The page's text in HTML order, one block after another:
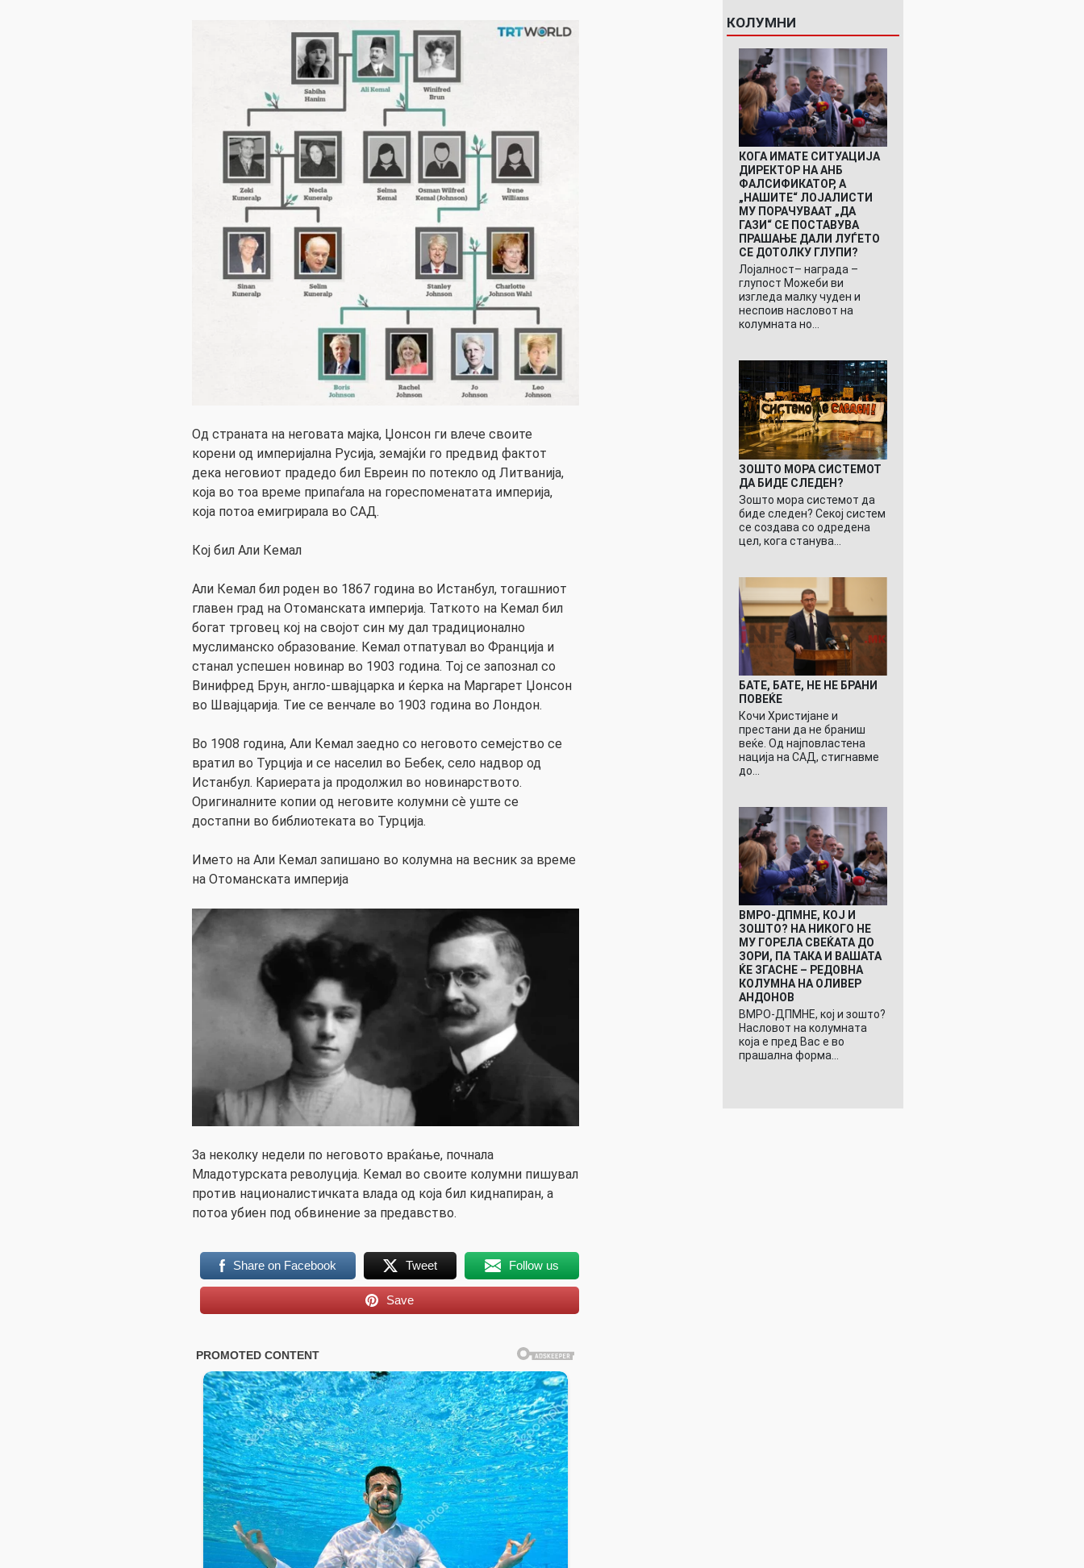
Од страната на неговата мајка, Џонсон ги влече своите
корени од империјална Русија, земајќи го предвид фактот
дека неговиот прадедо бил Евреин по потекло од Литванија,
која во тоа време припаѓала на гореспоменатата империја,
која потоа емигрирала во САД.
Кој бил Али Кемал
Али Кемал бил роден во 1867 година во Истанбул, тогашниот
главен град на Отоманската империја. Таткото на Кемал бил
богат трговец кој на својот син му дал традиционално
муслиманско образование. Кемал отпатувал во Франција и
станал успешен новинар во 1903 година. Тој се запознал со
Винифред Брун, англо-швајцарка и ќерка на Маргарет Џонсон
во Швајцарија. Тие се венчале во 1903 година во Лондон.
Во 1908 година, Али Кемал заедно со неговото семејство се
вратил во Турција и се населил во Бебек, село надвор од
Истанбул. Кариерата ја продолжил во новинарството.
Оригиналните копии од неговите колумни сè уште се
достапни во библиотеката во Турција.
Името на Али Кемал запишано во колумна на весник за време
на Отоманската империја
За неколку недели по неговото враќање, почнала
Младотурската револуција. Кемал во своите колумни пишувал
против националистичката влада од која бил киднапиран, а
потоа убиен под обвинение за предавство.
Share on Facebook Tweet Follow us
Save
КОЛУМНИ
КОГА ИМАТЕ СИТУАЦИЈА
ДИРЕКТОР НА АНБ
ФАЛСИФИКАТОР, А
„НАШИТЕ“ ЛОЈАЛИСТИ
МУ ПОРАЧУВААТ „ДА
ГАЗИ“ СЕ ПОСТАВУВА
ПРАШАЊЕ ДАЛИ ЛУЃЕТО
СЕ ДОТОЛКУ ГЛУПИ?
Лојалност– награда –
глупост Можеби ви
изгледа малку чуден и
неспоив насловот на
колумната но…
ЗОШТО МОРА СИСТЕМОТ
ДА БИДЕ СЛЕДЕН?
Зошто мора системот да
биде следен? Секој систем
се создава со одредена
цел, кога станува…
БАТЕ, БАТЕ, НЕ НЕ БРАНИ
ПОВЕЌЕ
Кочи Христијане и
престани да не браниш
веќе. Од најповластена
нација на САД, стигнавме
до…
ВМРО-ДПМНЕ, КОЈ И
ЗОШТО? НА НИКОГО НЕ
МУ ГОРЕЛА СВЕЌАТА ДО
ЗОРИ, ПА ТАКА И ВАШАТА
ЌЕ ЗГАСНЕ – РЕДОВНА
КОЛУМНА НА ОЛИВЕР
АНДОНОВ
ВМРО-ДПМНЕ, кој и зошто?
Насловот на колумната
која е пред Вас е во
прашална форма…